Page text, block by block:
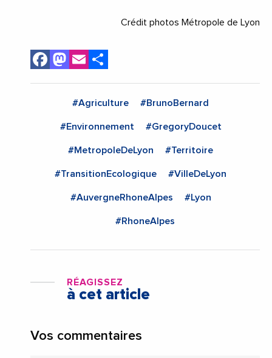
Crédit photos Métropole de Lyon
Facebook
Mastodon
Email
#Agriculture #BrunoBernard
#Environnement #GregoryDoucet
#MetropoleDeLyon #Territoire
#TransitionEcologique #VilleDeLyon
#AuvergneRhoneAlpes #Lyon
#RhoneAlpes
RÉAGISSEZ
à cet article
Vos commentaires